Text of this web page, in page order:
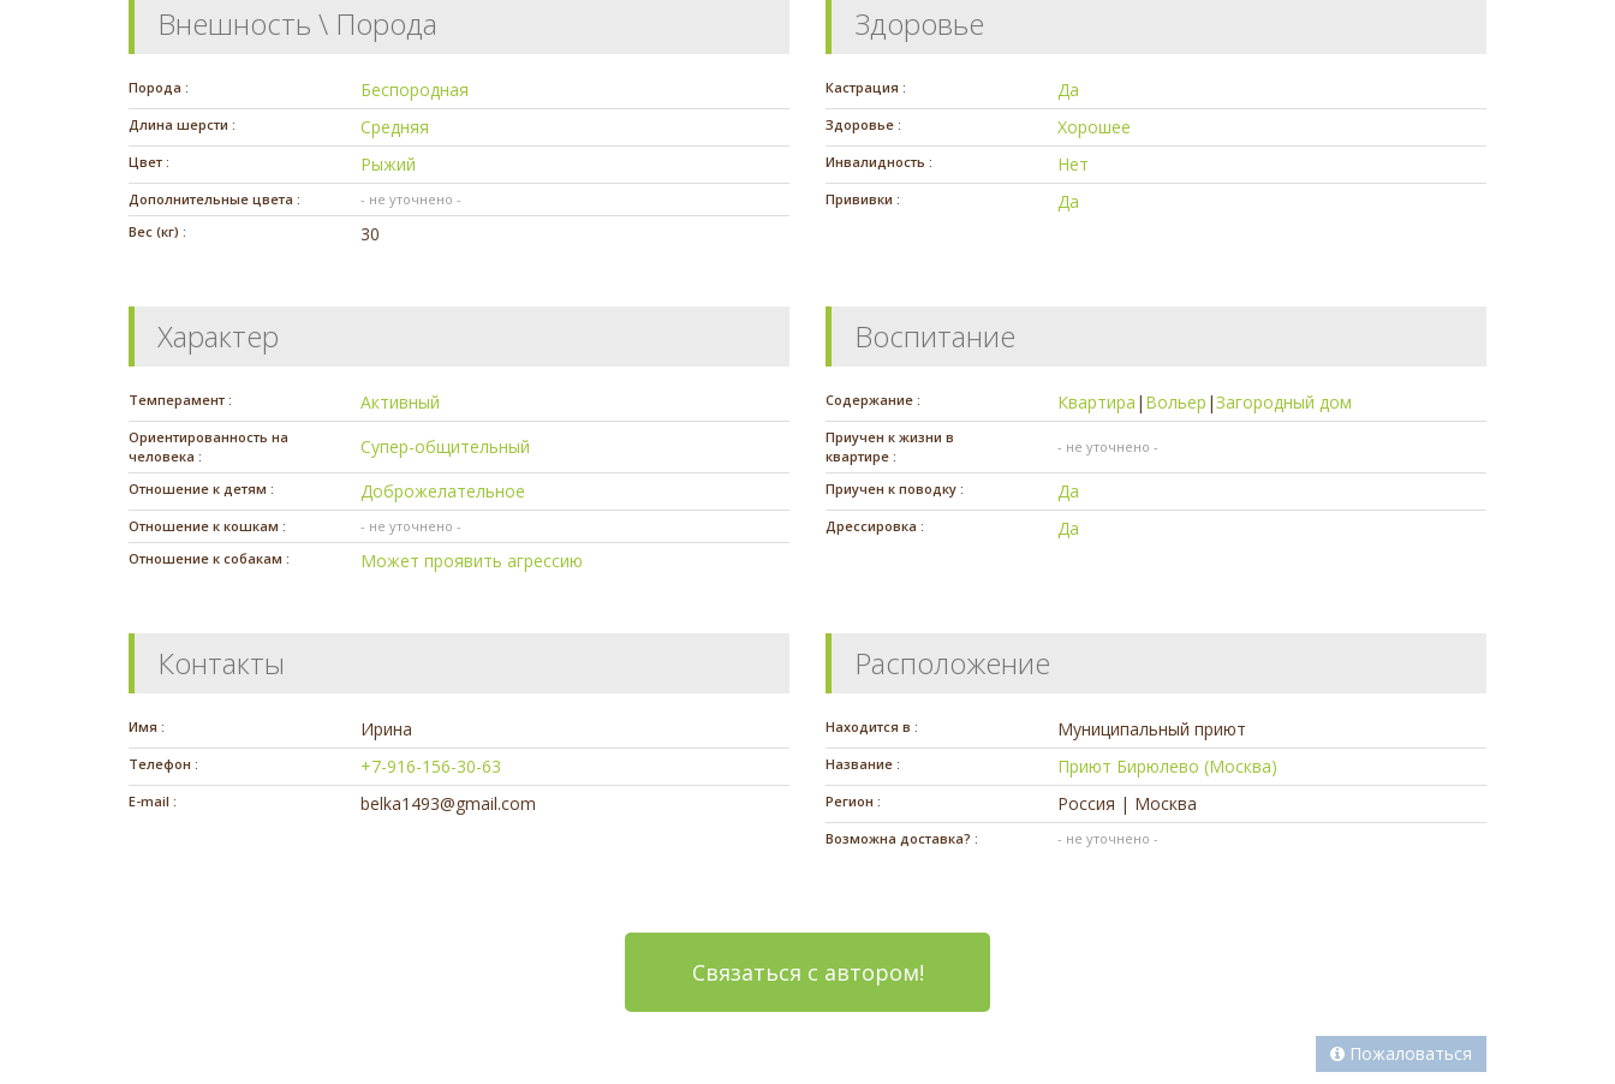
Внешность \ Порода
Порода : Беспородная
Длина шерсти : Средняя
Цвет : Рыжий
Дополнительные цвета :
- не уточнено -
Вес (кг) :
30
Здоровье
Кастрация : Да
Здоровье : Хорошее
Инвалидность : Нет
Прививки : Да
Характер
Темперамент : Активный
Ориентированность на
человека :
Супер-общительный
Отношение к детям : Доброжелательное
Отношение к кошкам :
- не уточнено -
Отношение к собакам :
Может проявить агрессию
Воспитание
Содержание : Квартира | Вольер |Загородный дом
Приучен к жизни в
квартире :
- не уточнено -
Приучен к поводку : Да
Дрессировка : Да
Контакты
Имя : Ирина
Телефон : +7-916-156-30-63
E-mail : belka1493@gmail.com
Расположение
Находится в : Муниципальный приют
Название : Приют Бирюлево (Москва)
Регион : Россия | Москва
Возможна доставка? : - не уточнено -
Связаться с автором!
Пожаловаться